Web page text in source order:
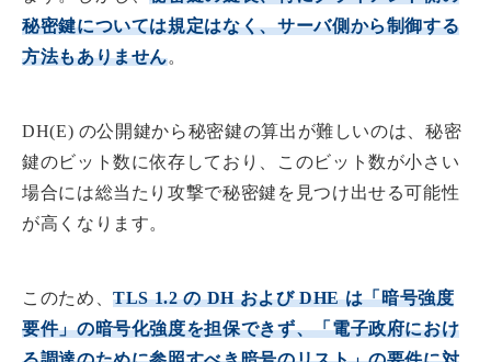
秘密鍵については規定はなく、サーバ側から制御する
方法もありません。
DH(E) の公開鍵から秘密鍵の算出が難しいのは、秘密
鍵のビット数に依存しており、このビット数が小さい
場合には総当たり攻撃で秘密鍵を見つけ出せる可能性
が高くなります。
このため、TLS 1.2 の DH および DHE は「暗号強度
要件」の暗号化強度を担保できず、「電子政府におけ